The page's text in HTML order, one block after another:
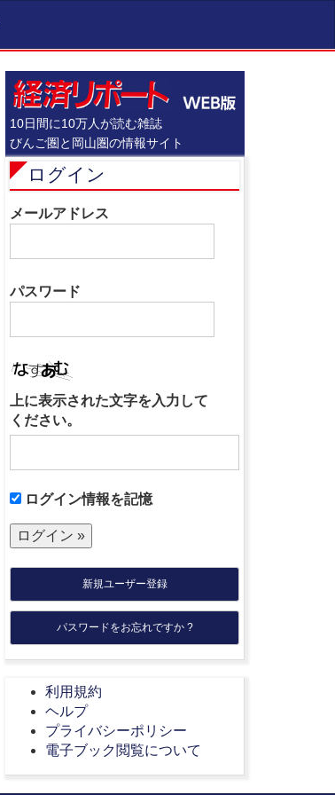
10日間に10万人が読む雑誌
びんご圏と岡山圏の情報サイト
ログイン
メールアドレス
パスワード
上に表示された文字を入力して
ください。
ログイン情報を記憶
新規ユーザー登録
パスワードをお忘れですか ?
利用規約
ヘルプ
プライバシーポリシー
電子ブック閲覧について